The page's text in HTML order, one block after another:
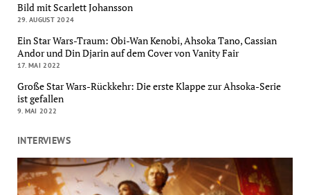
Bild mit Scarlett Johansson
29. AUGUST 2024
Ein Star Wars-Traum: Obi-Wan Kenobi, Ahsoka Tano, Cassian
Andor und Din Djarin auf dem Cover von Vanity Fair
17. MAI 2022
Große Star Wars-Rückkehr: Die erste Klappe zur Ahsoka-Serie
ist gefallen
9. MAI 2022
INTERVIEWS